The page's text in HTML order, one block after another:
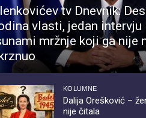
tv Dnevnik:
vlasti, jedan intervju
mržnje koji ga nije
KOLUMNE
Dalija Orešković –
nije čitala